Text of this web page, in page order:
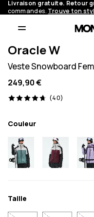
Livraison gratuite. Retour
commandes. Trouve ton
Oracle W
Veste Snowboard
249,90 €
(40)
40 avis, 4.7/5
Couleur
Taille